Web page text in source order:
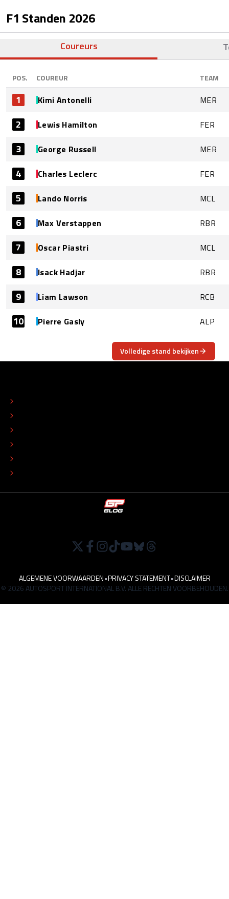
F1 Standen 2026
Coureurs
POS. COUREUR TEAM
1 Kimi Antonelli MER
2 Lewis Hamilton FER
3 George Russell MER
4 Charles Leclerc FER
5 Lando Norris MCL
6 Max Verstappen RBR
7 Oscar Piastri MCL
8 Isack Hadjar RBR
9 Liam Lawson RCB
10 Pierre Gasly ALP
Volledige stand bekijken
ALGEMENE VOORWAARDEN•PRIVACY STATEMENT•DISCLAIMER
© 2026 AUTOSPORT INTERNATIONAL B.V. ALLE RECHTEN VOORBEHOUDEN.